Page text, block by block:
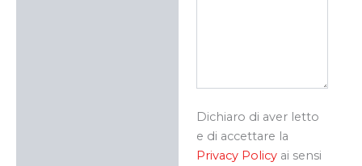
Dichiaro di aver letto
e di accettare la
Privacy Policyai sensi